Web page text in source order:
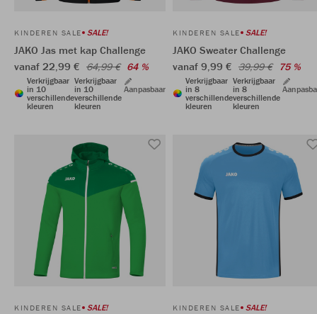
KINDEREN SALE SALE!
JAKO Jas met kap Challenge
vanaf 22,99 € 64,99 € 64 %
Verkrijgbaar
in 10
verschillende
kleuren
Verkrijgbaar
in 10
verschillende
kleuren
Aanpasbaar
KINDEREN SALE SALE!
JAKO Sweater Challenge
vanaf 9,99 € 39,99 € 75 %
Verkrijgbaar
in 8
verschillende
kleuren
Verkrijgbaar
in 8
verschillende
kleuren
KINDEREN SALE SALE! KINDEREN SALE SALE!